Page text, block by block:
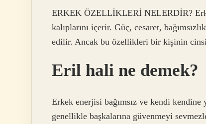
ERKEK ÖZELLİKLERİ NELERDİR?
kalıplarını içerir. Güç, cesaret,
edilir. Ancak bu özellikleri bir kişinin
Eril hali ne demek?
Erkek enerjisi bağımsız ve kendi
genellikle başkalarına güvenmeyi